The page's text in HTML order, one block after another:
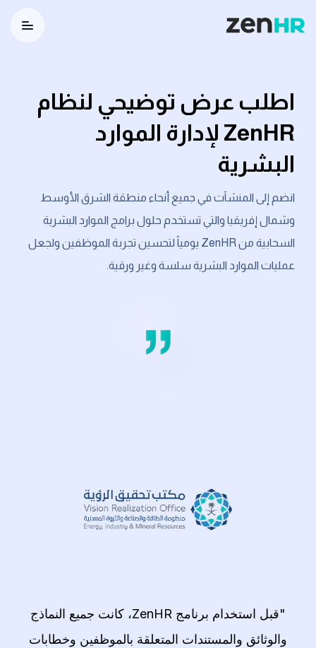
اطلب عرض توضيحي لنظام
ZenHR لإدارة الموارد
البشرية
انضم إلى المنشآت في جميع أنحاء منطقة الشرق الأوسط
وشمال إفريقيا والتي تستخدم حلول برامج الموارد البشرية
السحابية من ZenHR يومياً لتحسين تجربة الموظفين ولجعل
عمليات الموارد البشرية سلسة وغير ورقية.
"قبل استخدام برنامج ZenHR، كانت جميع النماذج
والوثائق والمستندات المتعلقة بالموظفين وخطابات